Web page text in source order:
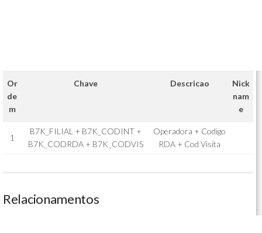
Or
de
m
Chave Descricao
Nick
nam
e
1
B7K_FILIAL + B7K_CODINT +
B7K_CODRDA + B7K_CODVIS
Operadora + Codigo
RDA + Cod Visita
Relacionamentos